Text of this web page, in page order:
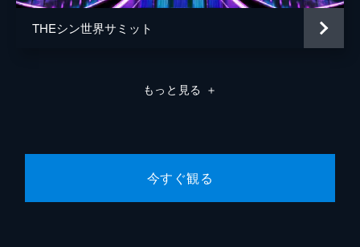
THEシン世界サミット
もっと見る ＋
今すぐ観る